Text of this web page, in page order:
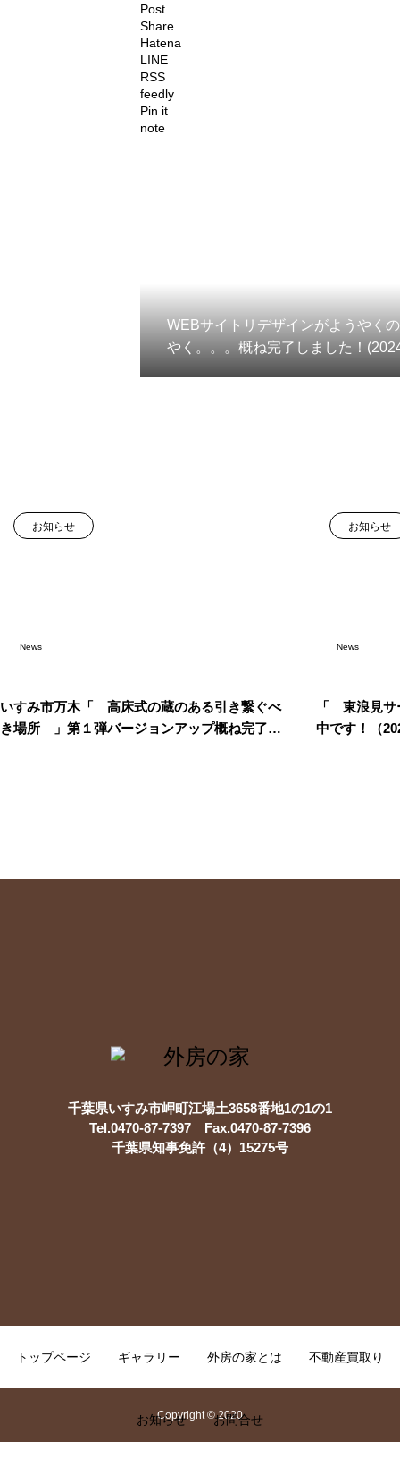
Post
Share
Hatena
LINE
RSS
feedly
Pin it
note
WEBサイトリデザインがようやく
やく。。。概ね完了しました！
お知らせ
News
いすみ市万木「 高床式の蔵のある引き繋ぐべ
き場所 」第１弾バージョンアップ概ね完了で
お知らせ
News
「 東浪見
中です！（
千葉県いすみ市岬町江場土3658番地1の1の1
Tel.0470-87-7397 Fax.0470-87-7396
千葉県知事免許（4）15275号
トップページ ギャラリー 外房の家とは 不動産買取り
お知らせ お問合せ
Copyright © 2020